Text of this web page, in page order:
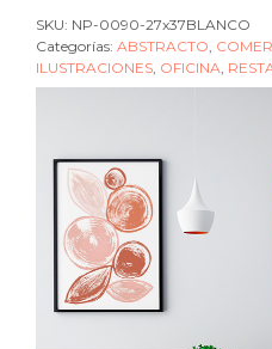
SKU: NP-0090-27x37BLANCO
Categorías: ABSTRACTO
ILUSTRACIONES OFICINA